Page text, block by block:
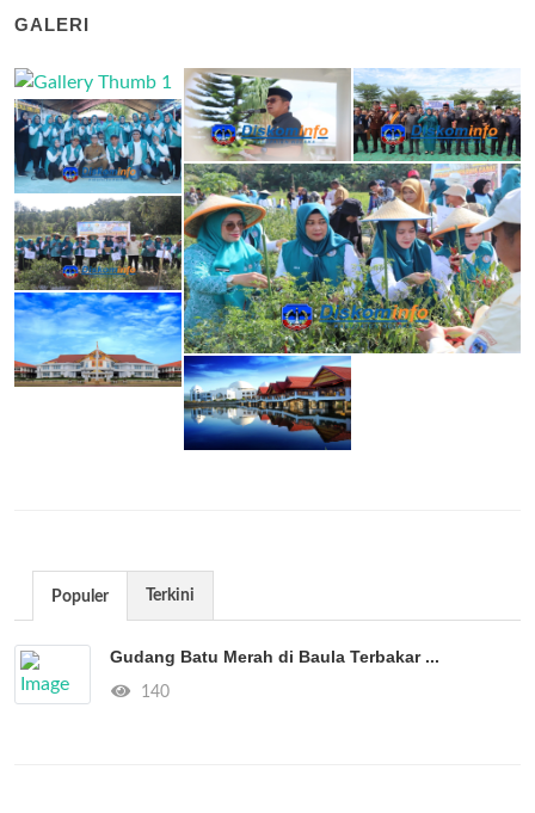
GALERI
Populer Terkini
Gudang Batu Merah di Baula Terbakar ...
140